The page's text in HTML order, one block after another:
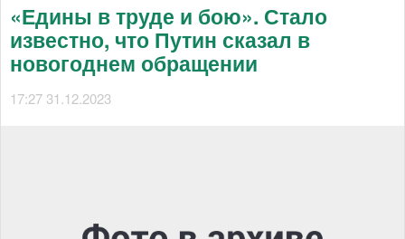
«Едины в труде и бою». Стало
известно, что Путин сказал в
новогоднем обращении
17:27 31.12.2023